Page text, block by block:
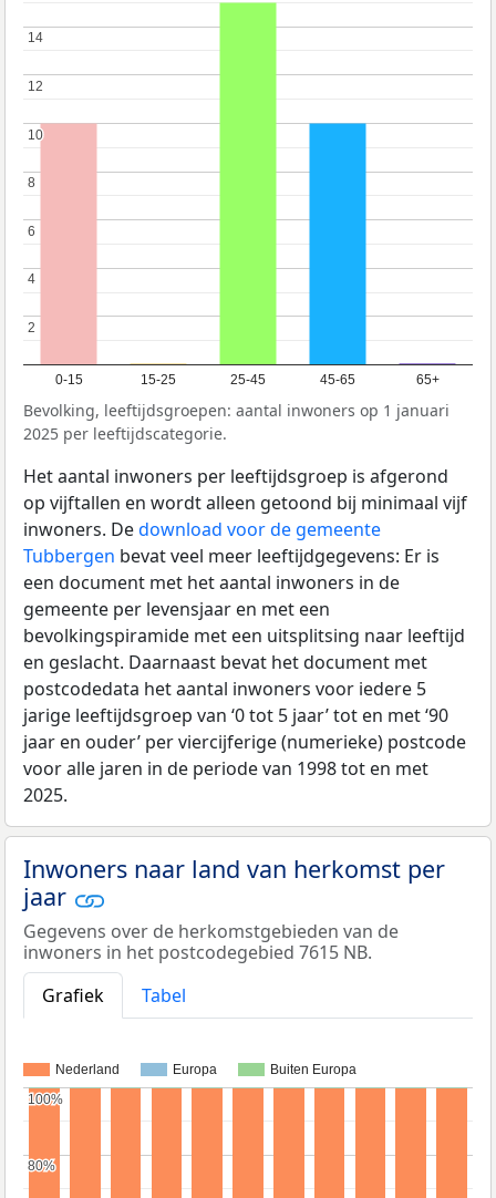
0-15 15-25 25-45 45-65 65+
2
2
4
4
6
6
8
8
10
10
12
12
14
14
Bevolking, leeftijdsgroepen: aantal inwoners op 1 januari
2025 per leeftijdscategorie.
Het aantal inwoners per leeftijdsgroep is afgerond
op vijftallen en wordt alleen getoond bij minimaal vijf
inwoners. Dedownload voor de gemeente
Tubbergen bevat veel meer leeftijdgegevens: Er is
een document met het aantal inwoners in de
gemeente per levensjaar en met een
bevolkingspiramide met een uitsplitsing naar leeftijd
en geslacht. Daarnaast bevat het document met
postcodedata het aantal inwoners voor iedere 5
jarige leeftijdsgroep van ‘0 tot 5 jaar’ tot en met ‘90
jaar en ouder’ per viercijferige (numerieke) postcode
voor alle jaren in de periode van 1998 tot en met
2025.
Inwoners naar land van herkomst per
jaar
Gegevens over de herkomstgebieden van de
inwoners in het postcodegebied 7615 NB.
Grafiek
Tabel
Nederland Europa Buiten Europa
80%
80%
100%
100%